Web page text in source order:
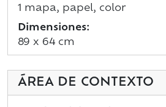
1 mapa, papel, color
Dimensiones:
89 x 64 cm
ÁREA DE CONTEXTO